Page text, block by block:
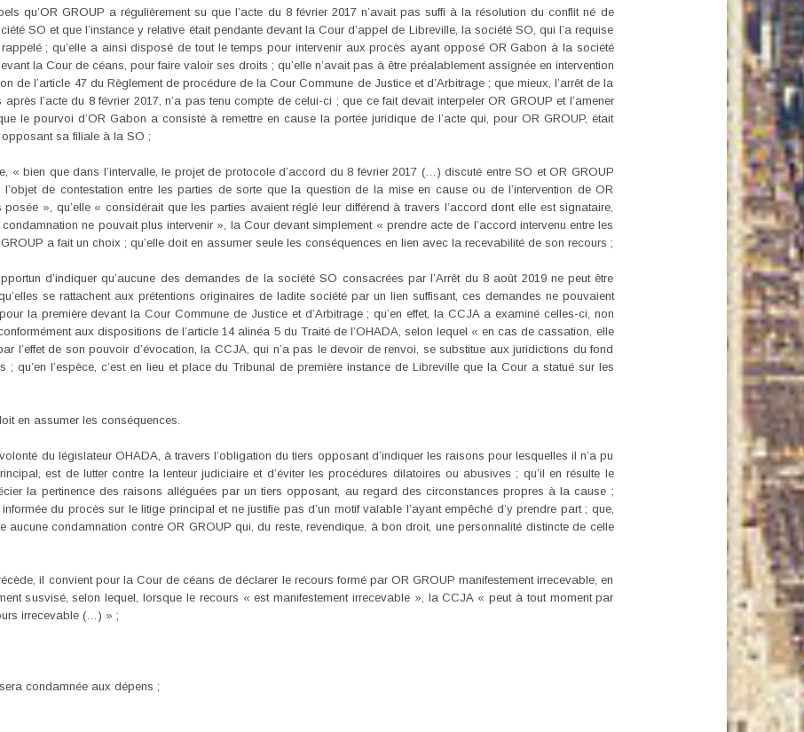
qu’OR GROUP a régulièrement su que l’acte du 8 février 2017 n’avait pas suffi à la résolution du conflit né de
SO et que l’instance y relative était pendante devant la Cour d’appel de Libreville, la société SO, qui l’a requise
; qu’elle a ainsi disposé de tout le temps pour intervenir aux procès ayant opposé OR Gabon à la société
la Cour de céans, pour faire valoir ses droits ; qu’elle n’avait pas à être préalablement assignée en intervention
de l’article 47 du Règlement de procédure de la Cour Commune de Justice et d’Arbitrage ; que mieux, l’arrêt de la
l’acte du 8 février 2017, n’a pas tenu compte de celui-ci ; que ce fait devait interpeler OR GROUP et l’amener
le pourvoi d’OR Gabon a consisté à remettre en cause la portée juridique de l’acte qui, pour OR GROUP, était
sa filiale à la SO ;
« bien que dans l’intervalle, le projet de protocole d’accord du 8 février 2017 (…) discuté entre SO et OR GROUP
de contestation entre les parties de sorte que la question de la mise en cause ou de l’intervention de OR
», qu’elle « considérait que les parties avaient réglé leur différend à travers l’accord dont elle est signataire,
ne pouvait plus intervenir », la Cour devant simplement « prendre acte de l’accord intervenu entre les
a fait un choix ; qu’elle doit en assumer seule les conséquences en lien avec la recevabilité de son recours ;
d’indiquer qu’aucune des demandes de la société SO consacrées par l’Arrêt du 8 août 2019 ne peut être
se rattachent aux prétentions originaires de ladite société par un lien suffisant, ces demandes ne pouvaient
la première devant la Cour Commune de Justice et d’Arbitrage ; qu’en effet, la CCJA a examiné celles-ci, non
aux dispositions de l’article 14 alinéa 5 du Traité de l’OHADA, selon lequel « en cas de cassation, elle
l’effet de son pouvoir d’évocation, la CCJA, qui n’a pas le devoir de renvoi, se substitue aux juridictions du fond
; qu’en l’espèce, c’est en lieu et place du Tribunal de première instance de Libreville que la Cour a statué sur les
en assumer les conséquences.
du législateur OHADA, à travers l’obligation du tiers opposant d’indiquer les raisons pour lesquelles il n’a pu
est de lutter contre la lenteur judiciaire et d’éviter les procédures dilatoires ou abusives ; qu’il en résulte le
la pertinence des raisons alléguées par un tiers opposant, au regard des circonstances propres à la cause ;
informée du procès sur le litige principal et ne justifie pas d’un motif valable l’ayant empêché d’y prendre part ; que,
aucune condamnation contre OR GROUP qui, du reste, revendique, à bon droit, une personnalité distincte de celle
il convient pour la Cour de céans de déclarer le recours formé par OR GROUP manifestement irrecevable, en
susvisé, selon lequel, lorsque le recours « est manifestement irrecevable », la CCJA « peut à tout moment par
irrecevable (…) » ;
condamnée aux dépens ;